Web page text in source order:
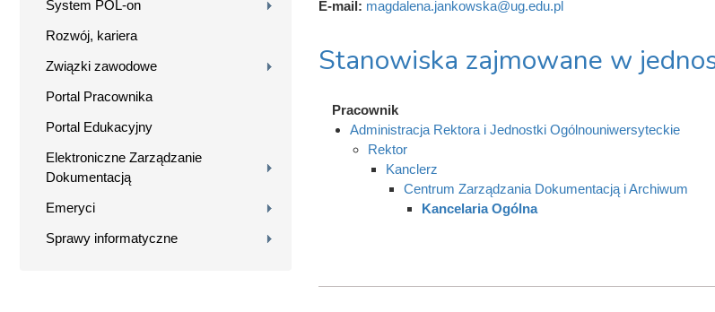
System POL-on
Rozwój, kariera
Związki zawodowe
Portal Pracownika
Portal Edukacyjny
Elektroniczne Zarządzanie
Dokumentacją
Emeryci
Sprawy informatyczne
E-mail: magdalena.jankowska@ug.edu.pl
Stanowiska zajmowane w
Pracownik
Administracja Rektora i Jednostki Ogólnouniwersyteckie
Rektor
Kanclerz
Centrum Zarządzania Dokumentacją i Archiwum
Kancelaria Ogólna